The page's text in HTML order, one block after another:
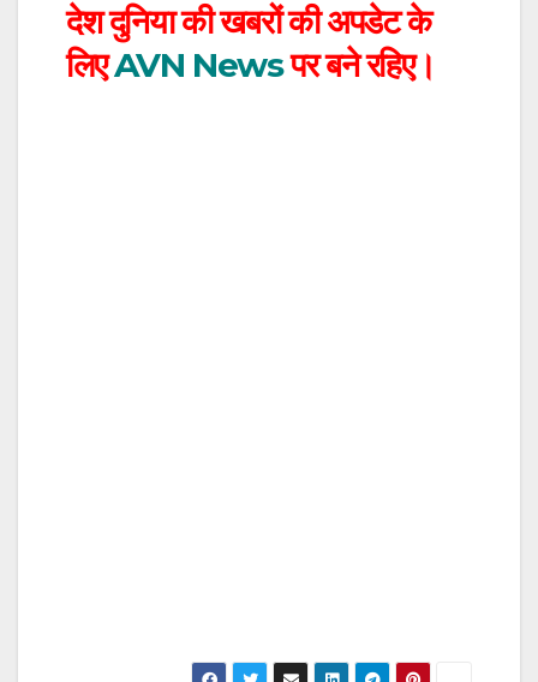
देश दुनिया की खबरों की अपडेट के
लिएAVN Newsपर बने रहिए।